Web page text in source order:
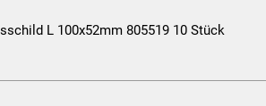
L 100x52mm 805519 10 Stück